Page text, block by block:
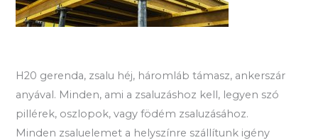
H20 gerenda, zsalu héj, háromláb támasz, ankerszár
anyával. Minden, ami a zsaluzáshoz kell, legyen szó
pillérek, oszlopok, vagy födém zsaluzásához.
Minden zsaluelemet a helyszínre szállítunk igény